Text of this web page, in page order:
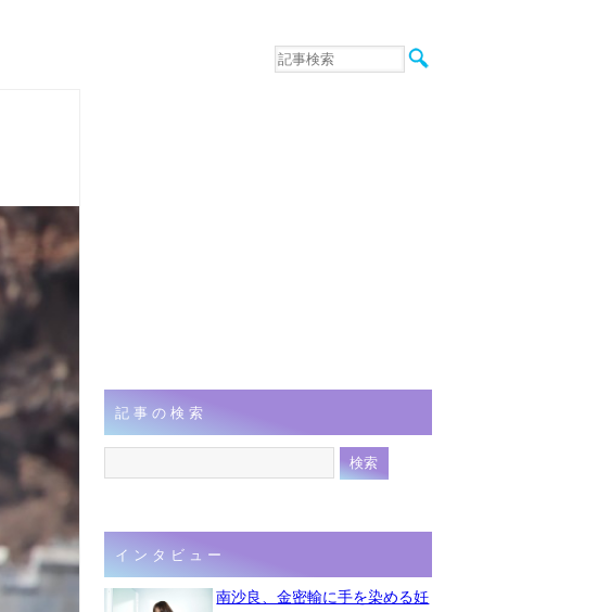
音楽
記事の検索
インタビュー
南沙良、金密輸に手を染める妊